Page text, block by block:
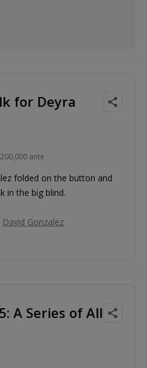
for Deyra
ante
folded on the button and
in the big blind.
David Gonzalez
A Series of All